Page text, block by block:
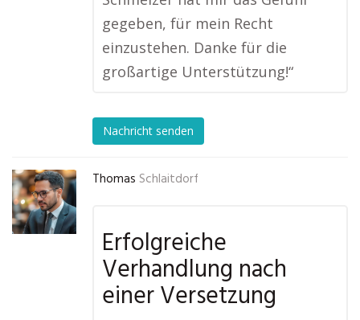
gegeben, für mein Recht
einzustehen. Danke für die
großartige Unterstützung!“
Nachricht senden
Thomas Schlaitdorf
Erfolgreiche
Verhandlung nach
einer Versetzung